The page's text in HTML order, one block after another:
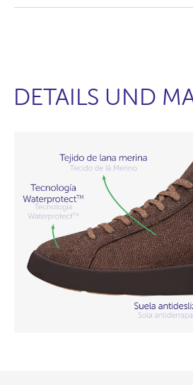
DETAILS UND